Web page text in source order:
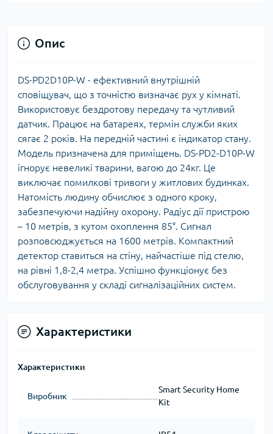
Опис
DS-PD2D10P-W - ефективний внутрішній
сповіщувач, що з точністю визначає рух у кімнаті.
Використовує бездротову передачу та чутливий
датчик. Працює на батареях, термін служби яких
сягає 2 років. На передній частині є індикатор стану.
Модель призначена для приміщень. DS-PD2-D10P-W
ігнорує невеликі тварини, вагою до 24кг. Це
виключає помилкові тривоги у житлових будинках.
Натомість людину обчислює з одного кроку,
забезпечуючи надійну охорону. Радіус дії пристрою
– 10 метрів, з кутом охоплення 85°. Сигнал
розповсюджується на 1600 метрів. Компактний
детектор ставиться на стіну, найчастіше під стелю,
на рівні 1,8-2,4 метра. Успішно функціонує без
обслуговування у складі сигналізаційних систем.
Характеристики
Характеристики
Виробник
Smart Security Home
Kit